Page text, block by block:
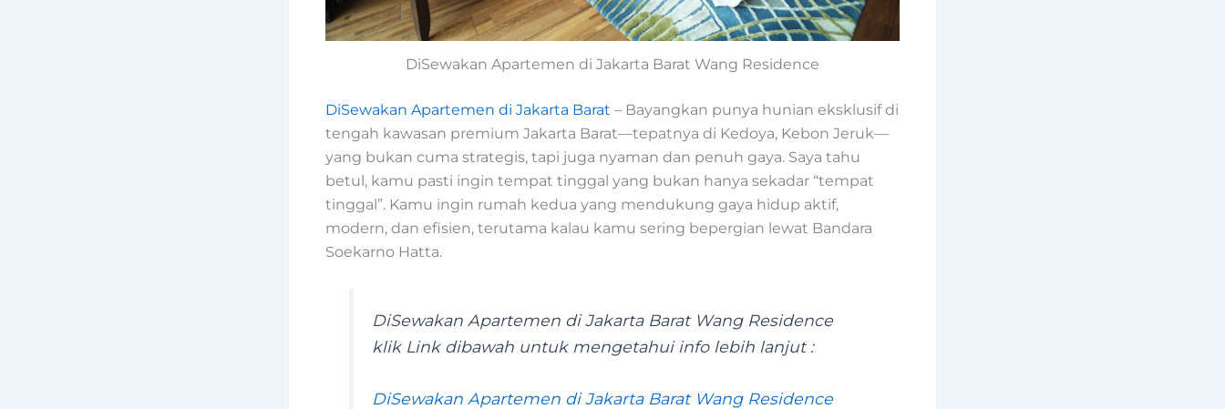
DiSewakan Apartemen di Jakarta Barat Wang Residence
DiSewakan Apartemen di Jakarta Barat – Bayangkan punya hunian eksklusif di
tengah kawasan premium Jakarta Barat—tepatnya di Kedoya, Kebon Jeruk—
yang bukan cuma strategis, tapi juga nyaman dan penuh gaya. Saya tahu
betul, kamu pasti ingin tempat tinggal yang bukan hanya sekadar “tempat
tinggal”. Kamu ingin rumah kedua yang mendukung gaya hidup aktif,
modern, dan efisien, terutama kalau kamu sering bepergian lewat Bandara
Soekarno Hatta.
DiSewakan Apartemen di Jakarta Barat Wang Residence
klik Link dibawah untuk mengetahui info lebih lanjut :
DiSewakan Apartemen di Jakarta Barat Wang Residence